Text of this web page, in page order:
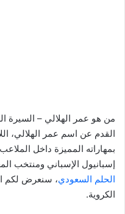
من هو عمر الهلالي – السيرة
القدم عن اسم عمر الهلالي،
بمهاراته المميزة داخل
إسبانيول الإسباني ومنتخب
الحلم السعودي، سنعرض لكم
الكروية.